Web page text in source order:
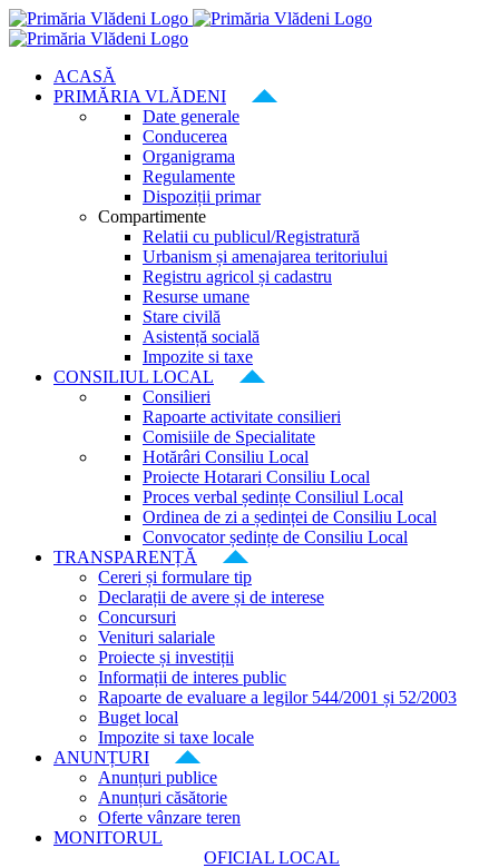
Skip
to
ACASĂ
PRIMĂRIA VLĂDENI
Date generale
Conducerea
Organigrama
Regulamente
Dispoziții primar
Compartimente
Relatii cu publicul/Registratură
Urbanism și amenajarea teritoriului
Registru agricol și cadastru
Resurse umane
Stare civilă
Asistență socială
Impozite si taxe
CONSILIUL LOCAL
Consilieri
Rapoarte activitate consilieri
Comisiile de Specialitate
Hotărâri Consiliu Local
Proiecte Hotarari Consiliu Local
Proces verbal ședințe Consiliul Local
Ordinea de zi a ședinței de Consiliu Local
Convocator ședințe de Consiliu Local
TRANSPARENȚĂ
Cereri și formulare tip
Declarații de avere și de interese
Concursuri
Venituri salariale
Proiecte și investiții
Informații de interes public
Rapoarte de evaluare a legilor 544/2001 și 52/2003
Buget local
Impozite si taxe locale
ANUNȚURI
Anunțuri publice
Anunțuri căsătorie
Oferte vânzare teren
MONITORUL
OFICIAL LOCAL